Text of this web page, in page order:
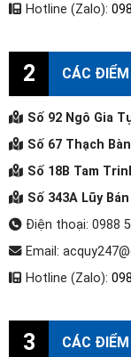
Hotline (Zalo):
2 CÁC ĐIỂM
Số 92 Ngô Gia
Số 67 Thạch
Số 18B Tam
Số 343A Lũy
Điện thoại: 0988
Email:
Hotline (Zalo):
3 CÁC ĐIỂM